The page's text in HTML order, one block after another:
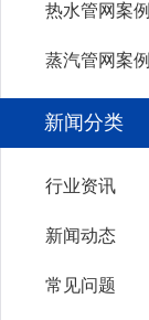
热水管网案例
蒸汽管网案例
新闻分类
行业资讯
新闻动态
常见问题